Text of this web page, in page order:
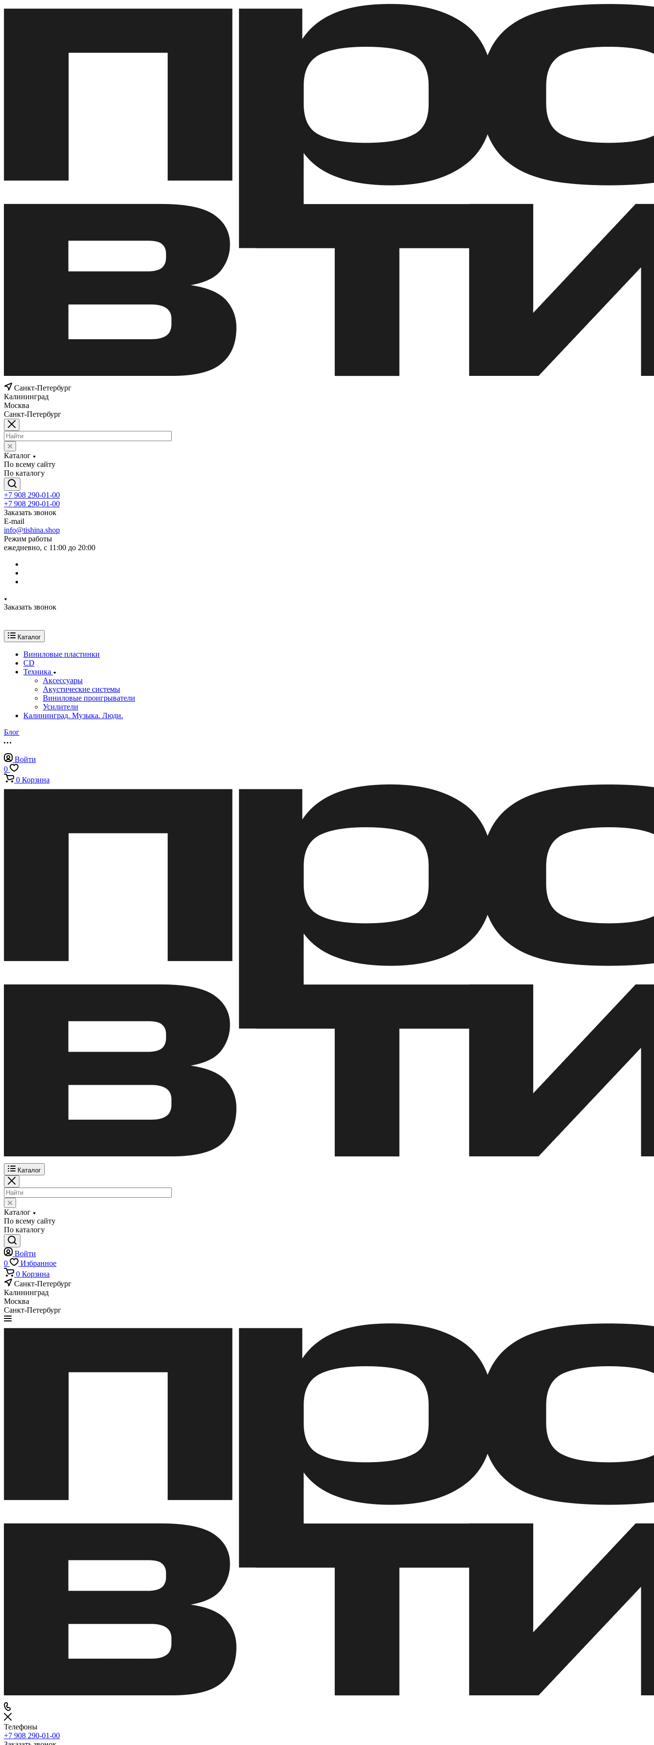
Санкт-Петербург
Калининград
Москва
Санкт-Петербург
Каталог
По всему сайту
По каталогу
+7 908 290-01-00
+7 908 290-01-00
Заказать звонок
E-mail
info@tishina.shop
Режим работы
ежедневно, с 11:00 до 20:00
Заказать звонок
Каталог
Виниловые пластинки
CD
Техника
Аксессуары
Акустические системы
Виниловые проигрыватели
Усилители
Калининград. Музыка. Люди.
Блог
Войти
0
0 Корзина
Каталог
Каталог
По всему сайту
По каталогу
Войти
0
Избранное
0 Корзина
Санкт-Петербург
Калининград
Москва
Санкт-Петербург
Телефоны
+7 908 290-01-00